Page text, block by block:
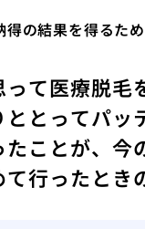
の結果を得るた
て医療脱毛
とってパッ
ことが、今
行ったとき